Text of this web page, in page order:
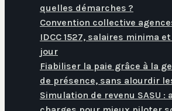
quelles démarches ?
Convention collective
IDCC 1527, salaires minima
jour
Fiabiliser la paie grâce à la
de présence, sans alourdir
Simulation de revenu SASU :